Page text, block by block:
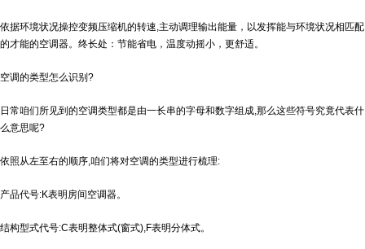
依据环境状况操控变频压缩机的转速,主动调理输出能量，以发挥能与环境状况相匹配
的才能的空调器。终长处：节能省电，温度动摇小，更舒适。
空调的类型怎么识别?
日常咱们所见到的空调类型都是由一长串的字母和数字组成,那么这些符号究竟代表什
么意思呢?
依照从左至右的顺序,咱们将对空调的类型进行梳理:
产品代号:K表明房间空调器。
结构型式代号:C表明整体式(窗式),F表明分体式。